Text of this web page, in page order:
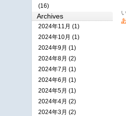
(16)
Archives
2024年11月 (1)
2024年10月 (1)
2024年9月 (1)
2024年8月 (2)
2024年7月 (1)
2024年6月 (1)
2024年5月 (1)
2024年4月 (2)
2024年3月 (2)